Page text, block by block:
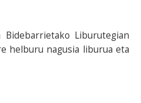
Bidebarrietako Liburutegian
helburu nagusia liburua eta